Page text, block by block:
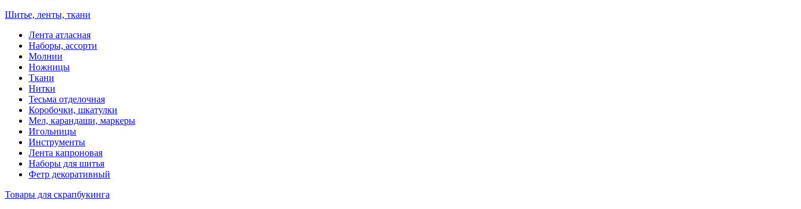
Шитье, ленты, ткани
Лента атласная
Наборы, ассорти
Молнии
Ножницы
Ткани
Нитки
Тесьма отделочная
Коробочки, шкатулки
Мел, карандаши, маркеры
Игольницы
Инструменты
Лента капроновая
Наборы для шитья
Фетр декоративный
Товары для скрапбукинга